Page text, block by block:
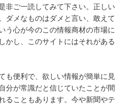
非ご一読してみて下さい。正しい
ダメなものはダメと言い、敢えて
う心が今のこの情報商材の市場に
かし、このサイトにはそれがある
も便利で、欲しい情報が簡単に見
分が常識だと信じていたことが間
ることもあります。今や新聞やテ